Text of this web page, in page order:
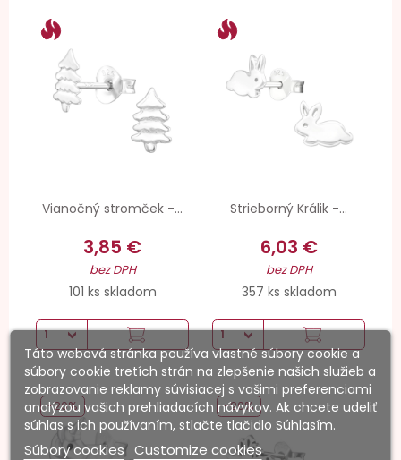
Vianočný stromček -...
3,85 €
bez DPH
101 ks skladom
Strieborný Králik -...
6,03 €
bez DPH
357 ks skladom
-20% -20%
Táto webová stránka používa vlastné súbory cookie a
súbory cookie tretích strán na zlepšenie našich služieb a
zobrazovanie reklamy súvisiacej s vašimi preferenciami
analýzou vašich prehliadacích návykov. Ak chcete udeliť
súhlas s ich používaním, stlačte tlačidlo Súhlasím.
Súbory cookies Customize cookies